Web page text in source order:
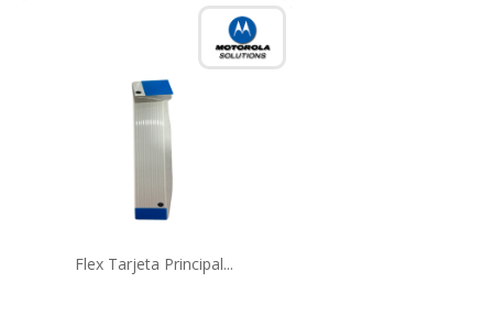
Flex Tarjeta Principal...